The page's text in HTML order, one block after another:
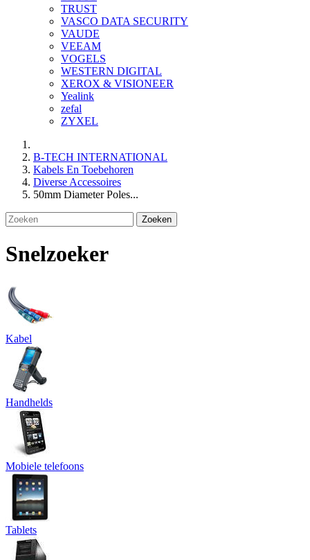
TRUST
VASCO DATA SECURITY
VAUDE
VEEAM
VOGELS
WESTERN DIGITAL
XEROX & VISIONEER
Yealink
zefal
ZYXEL
B-TECH INTERNATIONAL
Kabels En Toebehoren
Diverse Accessoires
50mm Diameter Poles...
Zoeken
Snelzoeker
Kabel
Handhelds
Mobiele telefoons
Tablets